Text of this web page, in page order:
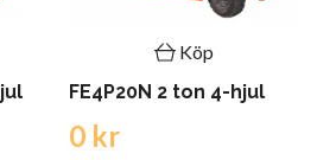
Köp
FE4P20N 2 ton 4-hjul
0 kr